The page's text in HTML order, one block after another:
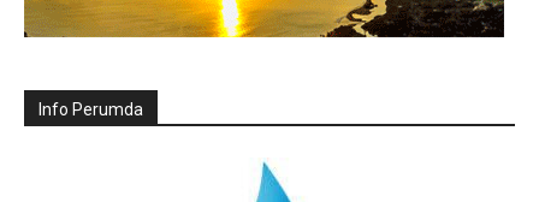
Info Perumda